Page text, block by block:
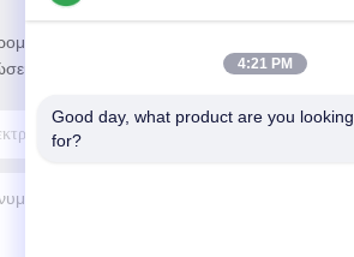
στο ενημερωτικό μας δελτίο για
και πολλά άλλα.
4:21 PM
Good day, what product are you looking
for?